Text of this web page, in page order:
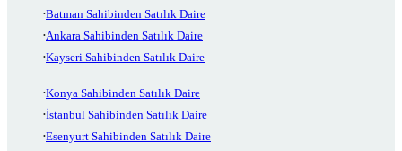
Batman Sahibinden Satılık Daire
Ankara Sahibinden Satılık Daire
Kayseri Sahibinden Satılık Daire
Konya Sahibinden Satılık Daire
İstanbul Sahibinden Satılık Daire
Esenyurt Sahibinden Satılık Daire